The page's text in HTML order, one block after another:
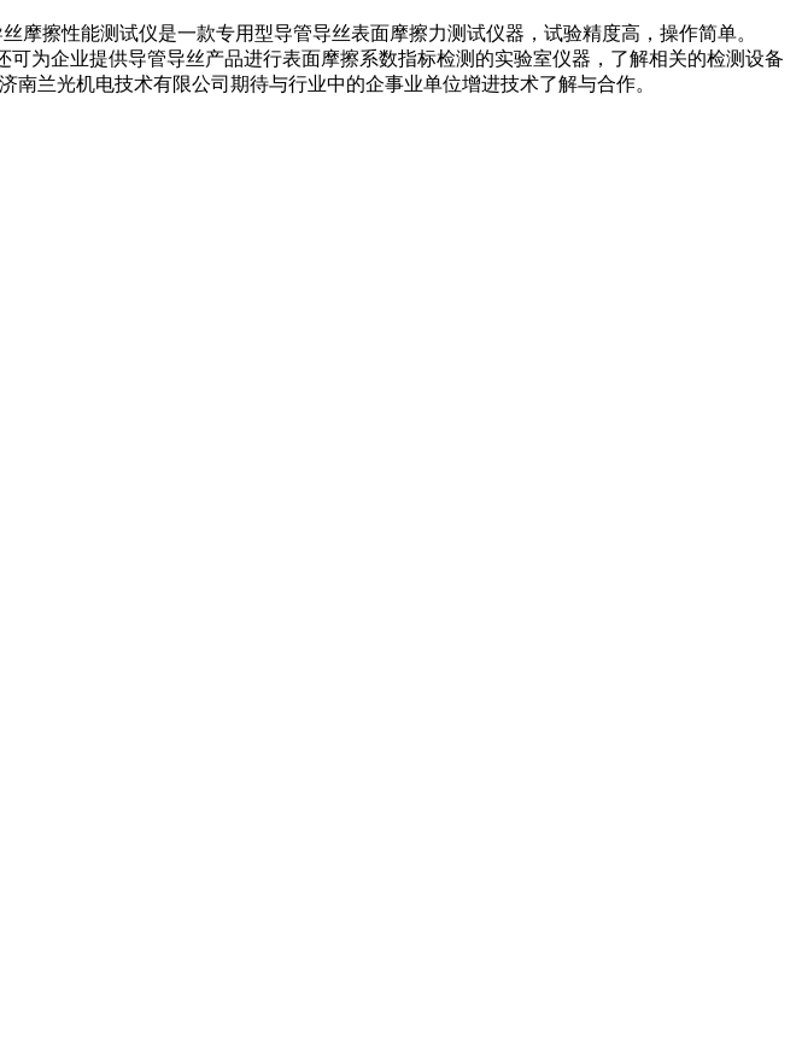
摩擦性能测试仪是一款专用型导管导丝表面摩擦力测试仪器，试验精度高，操作简单。
为企业提供导管导丝产品进行表面摩擦系数指标检测的实验室仪器，了解相关的检测设备
南兰光机电技术有限公司期待与行业中的企事业单位增进技术了解与合作。